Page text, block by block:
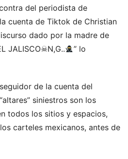
del periodista de
cuenta de Tiktok de Christian
dado por la madre de
JALISCO☠N,G..
” lo
de la cuenta del
siniestros son los
todos los sitios y espacios,
carteles mexicanos, antes de